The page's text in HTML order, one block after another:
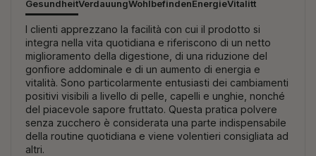
GesundheitVerdauungWohlbefindenEnergieVitalitt
I clienti apprezzano la facilità con cui il prodotto si
integra nella vita quotidiana e riferiscono di un netto
miglioramento della digestione, di una riduzione del
gonfiore addominale e di un aumento di energia e
vitalità. Sono particolarmente entusiasti dei cambiamenti
positivi visibili a livello di pelle, capelli e unghie, nonché
del piacevole sapore fruttato. Questa pratica polvere
senza zucchero è considerata una parte indispensabile
della routine quotidiana e viene volentieri consigliata ad
altri.